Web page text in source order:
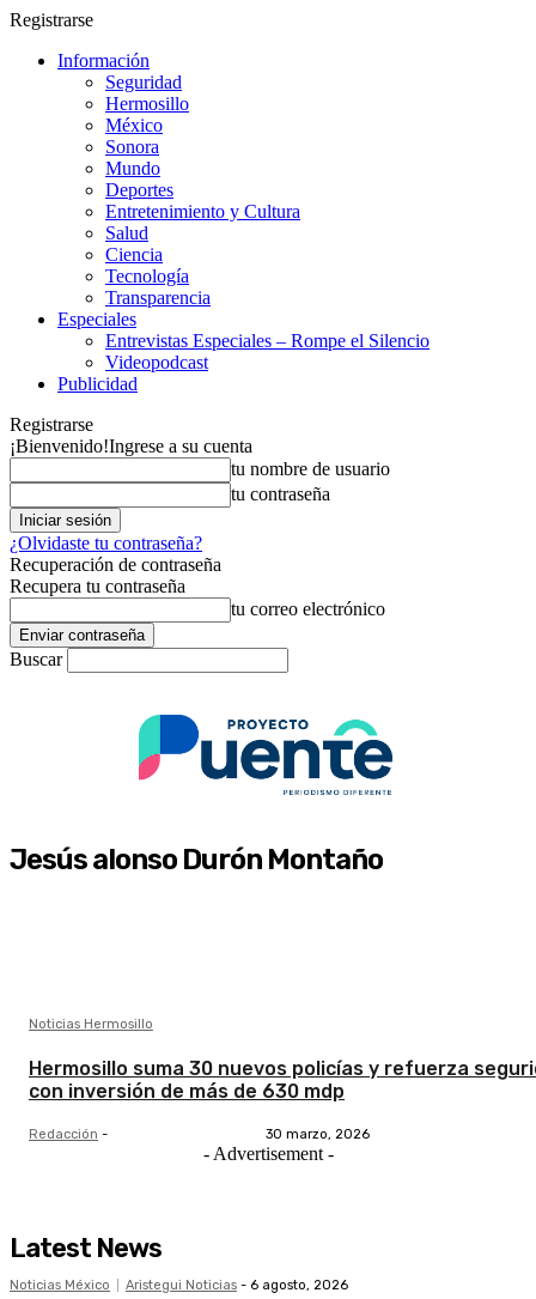
Registrarse
Información
Seguridad
Hermosillo
México
Sonora
Mundo
Deportes
Entretenimiento y Cultura
Salud
Ciencia
Tecnología
Transparencia
Especiales
Entrevistas Especiales – Rompe el Silencio
Videopodcast
Publicidad
Registrarse
¡Bienvenido!Ingrese a su cuenta
tu nombre de usuario
tu contraseña
¿Olvidaste tu contraseña?
Recuperación de contraseña
Recupera tu contraseña
tu correo electrónico
Buscar
Jesús alonso Durón Montaño
Noticias Hermosillo
Hermosillo suma 30 nuevos policías y refuerza
con inversión de más de 630 mdp
Redacción - 30 marzo, 2026
- Advertisement -
Latest News
Noticias México Aristegui Noticias - 6 agosto, 2026